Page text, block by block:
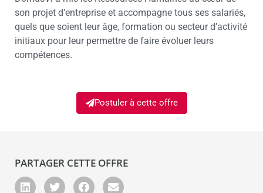
son projet d’entreprise et accompagne tous ses salariés,
quels que soient leur âge, formation ou secteur d’activité
initiaux pour leur permettre de faire évoluer leurs
compétences.
Postuler à cette offre
PARTAGER CETTE OFFRE